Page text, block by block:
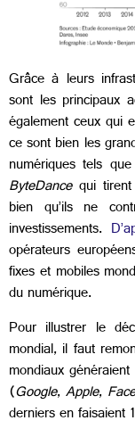
Grâce à leurs
sont les principaux
également ceux qui
ce sont bien les
numériques tels que
ByteDancequi
bien qu’ils ne
investissements.
opérateurs
fixes et mobiles
du numérique.
Pour illustrer le
mondial, il faut
mondiaux
(Google,Apple,
derniers en